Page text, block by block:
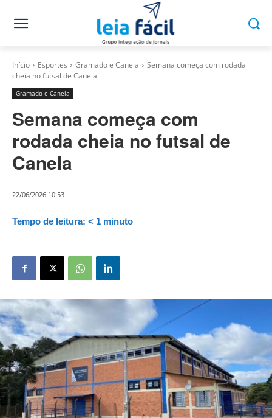
Início Esportes Gramado e Canela
Semana começa com rodada
cheia no futsal de Canela
Gramado e Canela
Semana começa com
rodada cheia no futsal de
Canela
22/06/2026 10:53
Tempo de leitura: < 1 minuto